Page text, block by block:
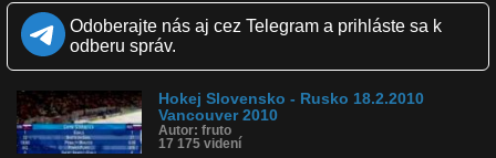
Krajina: Slovensko 🇸🇰
Páči sa: 100% (17 hlasov)
Obľúbené: 10
Kategória: športy
Tagy: hokej, slovensko, švédsko, demitra, vancouver, pálffy
História sledovanosti videa:
Odoberajte nás aj cez Telegram a prihláste sa k
odberu správ.
Hokej Slovensko - Rusko 18.2.2010
Vancouver 2010
Autor: fruto
17 175 videní